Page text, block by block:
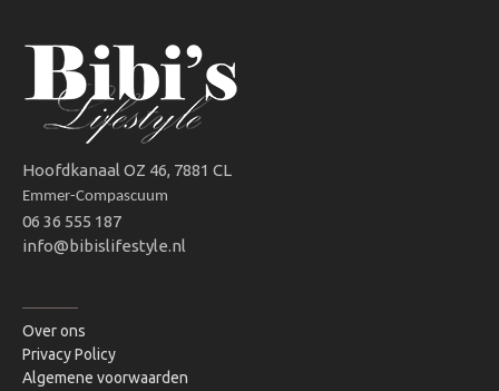
Hoofdkanaal OZ 46, 7881 CL
Emmer-Compascuum
06 36 555 187
info@bibislifestyle.nl
Over ons
Privacy Policy
Algemene voorwaarden